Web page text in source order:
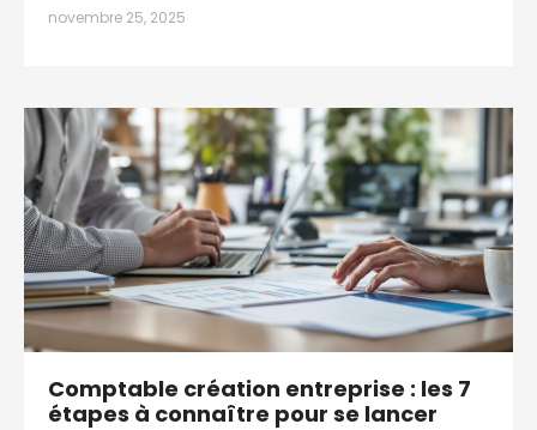
novembre 25, 2025
Comptable création entreprise : les 7
étapes à connaître pour se lancer